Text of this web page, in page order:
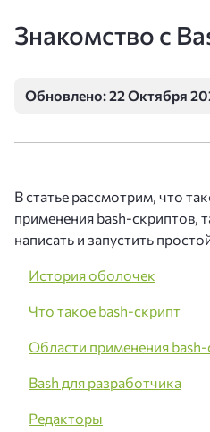
Знакомство с
Обновлено: 22 Октября
В статье рассмотрим, что
применения bash-скриптов,
написать и запустить
История оболочек
Что такое bash-скрипт
Области применения
Bash для разработчика
Редакторы